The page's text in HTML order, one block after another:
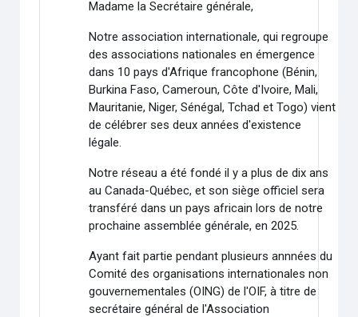
Madame la Secrétaire générale,
Notre association internationale, qui regroupe
des associations nationales en émergence
dans 10 pays d'Afrique francophone (Bénin,
Burkina Faso, Cameroun, Côte d'Ivoire, Mali,
Mauritanie, Niger, Sénégal, Tchad et Togo) vient
de célébrer ses deux années d'existence
légale.
Notre réseau a été fondé il y a plus de dix ans
au Canada-Québec, et son siège officiel sera
transféré dans un pays africain lors de notre
prochaine assemblée générale, en 2025.
Ayant fait partie pendant plusieurs annnées du
Comité des organisations internationales non
gouvernementales (OING) de l'OIF, à titre de
secrétaire général de l'Association